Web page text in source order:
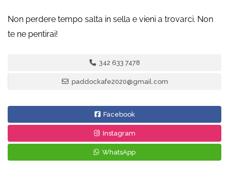
Non perdere tempo salta in sella e vieni a trovarci. Non
te ne pentirai!
342 633 7478
paddockafe2020@gmail.com
Facebook
Instagram
WhatsApp